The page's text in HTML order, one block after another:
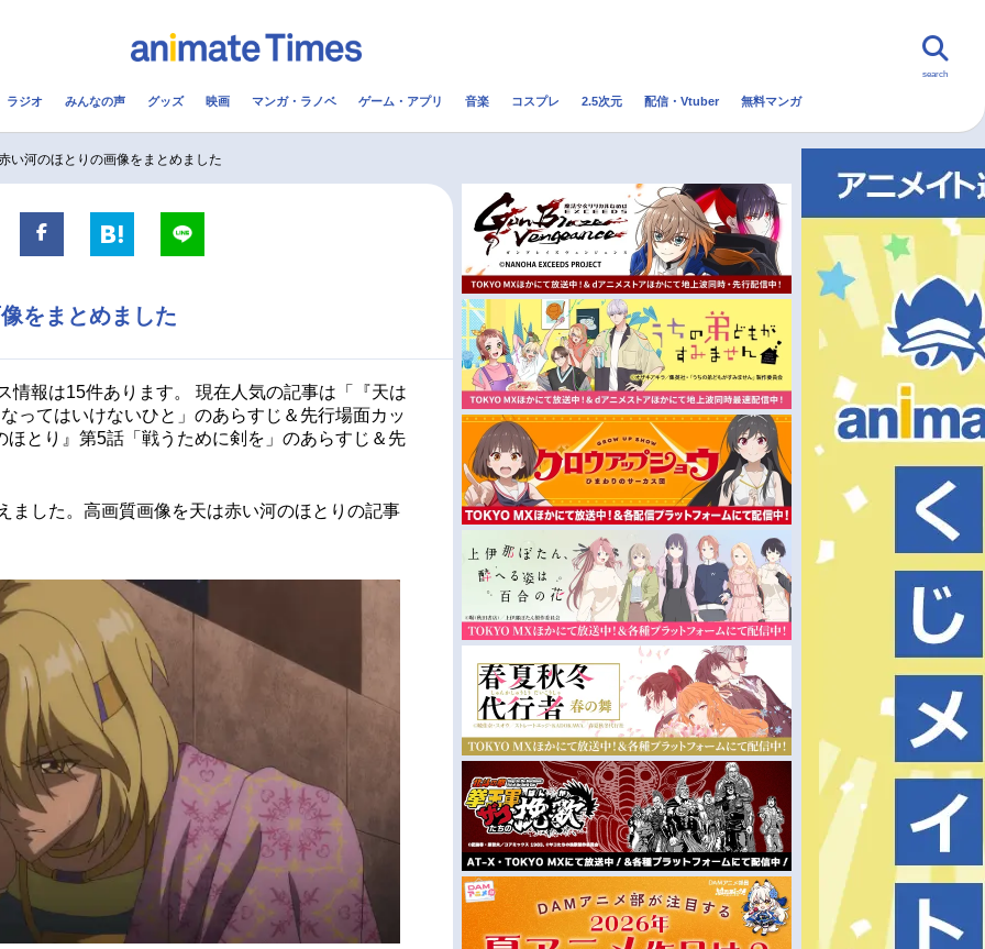
配信・Vtuber トレンド 無料マンガ
実写化映画一覧
男性声優/女性声優一覧
今期アニメ曜日別一覧
夏アニメ
秋アニメ
冬アニメ
FOLLOW US
search
ラジオ みんなの声 グッズ 映画 マンガ・ラノベ ゲーム・アプリ 音楽 コスプレ 2.5次元 配信・Vtuber 無料マンガ
い河のほとりの画像をまとめました
をまとめました
情報は15件あります。 現在人気の記事は「『天は
ってはいけないひと」のあらすじ＆先行場面カッ
とり』第5話「戦うために剣を」のあらすじ＆先
ました。高画質画像を天は赤い河のほとりの記事